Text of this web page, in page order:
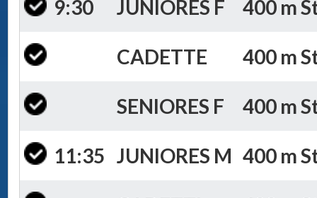
9:30 JUNIORES F 400 m
CADETTE 400 m
SENIORES F 400 m
11:35 JUNIORES M 400 m